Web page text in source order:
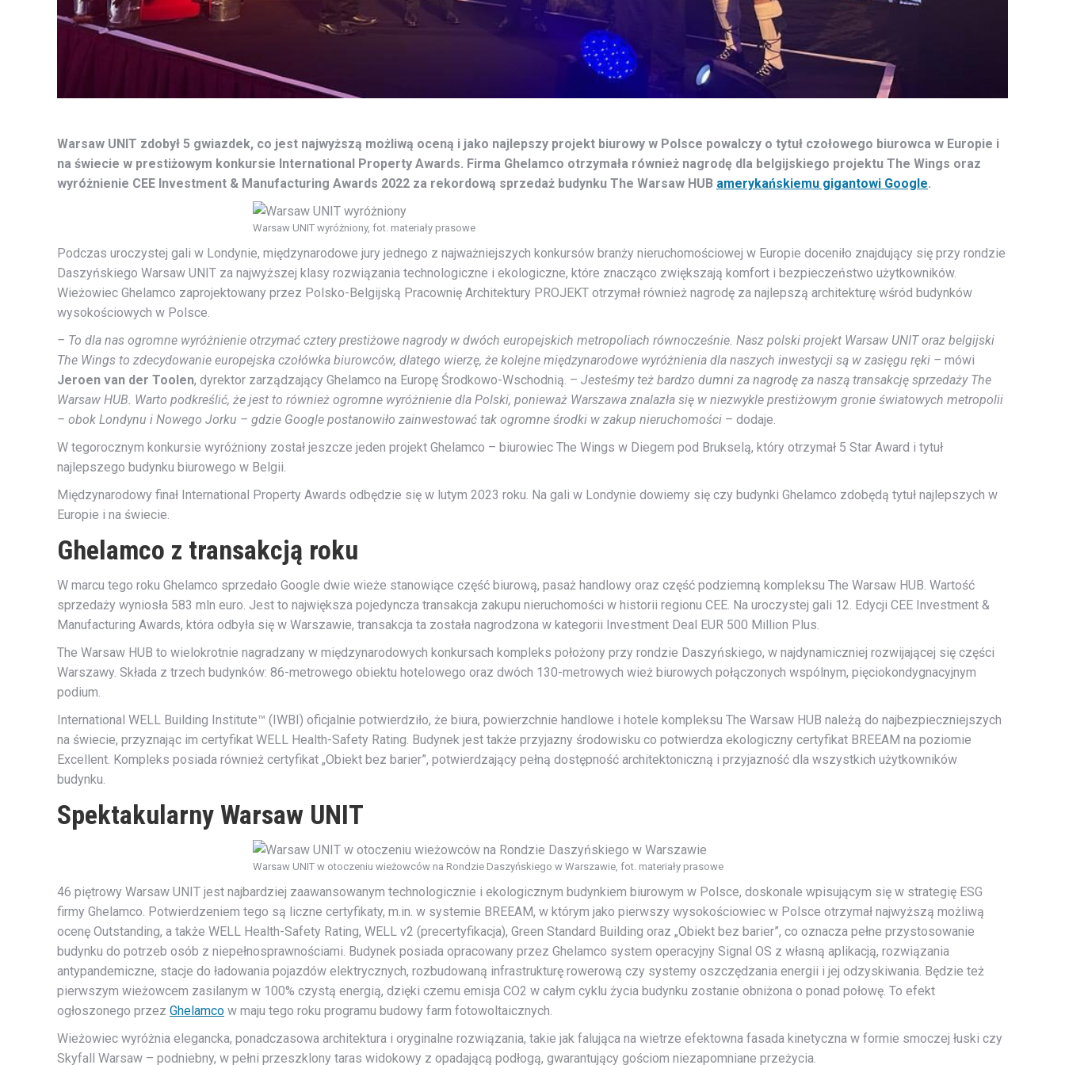
Warsaw UNIT zdobył 5 gwiazdek, co jest najwyższą możliwą oceną i jako najlepszy projekt biurowy w Polsce powalczy o tytuł czołowego biurowca w Europie i
na świecie w prestiżowym konkursie International Property Awards. Firma Ghelamco otrzymała również nagrodę dla belgijskiego projektu The Wings oraz
wyróżnienie CEE Investment & Manufacturing Awards 2022 za rekordową sprzedaż budynku The Warsaw HUB amerykańskiemu gigantowi Google.
Warsaw UNIT wyróżniony, fot. materiały prasowe
Podczas uroczystej gali w Londynie, międzynarodowe jury jednego z najważniejszych konkursów branży nieruchomościowej w Europie doceniło znajdujący się przy rondzie
Daszyńskiego Warsaw UNIT za najwyższej klasy rozwiązania technologiczne i ekologiczne, które znacząco zwiększają komfort i bezpieczeństwo użytkowników.
Wieżowiec Ghelamco zaprojektowany przez Polsko-Belgijską Pracownię Architektury PROJEKT otrzymał również nagrodę za najlepszą architekturę wśród budynków
wysokościowych w Polsce.
– To dla nas ogromne wyróżnienie otrzymać cztery prestiżowe nagrody w dwóch europejskich metropoliach równocześnie. Nasz polski projekt Warsaw UNIT oraz belgijski
The Wings to zdecydowanie europejska czołówka biurowców, dlatego wierzę, że kolejne międzynarodowe wyróżnienia dla naszych inwestycji są w zasięgu ręki – mówi
Jeroen van der Toolen, dyrektor zarządzający Ghelamco na Europę Środkowo-Wschodnią. – Jesteśmy też bardzo dumni za nagrodę za naszą transakcję sprzedaży The
Warsaw HUB. Warto podkreślić, że jest to również ogromne wyróżnienie dla Polski, ponieważ Warszawa znalazła się w niezwykle prestiżowym gronie światowych metropolii
– obok Londynu i Nowego Jorku – gdzie Google postanowiło zainwestować tak ogromne środki w zakup nieruchomości – dodaje.
W tegorocznym konkursie wyróżniony został jeszcze jeden projekt Ghelamco – biurowiec The Wings w Diegem pod Brukselą, który otrzymał 5 Star Award i tytuł
najlepszego budynku biurowego w Belgii.
Międzynarodowy finał International Property Awards odbędzie się w lutym 2023 roku. Na gali w Londynie dowiemy się czy budynki Ghelamco zdobędą tytuł najlepszych w
Europie i na świecie.
Ghelamco z transakcją roku
W marcu tego roku Ghelamco sprzedało Google dwie wieże stanowiące część biurową, pasaż handlowy oraz część podziemną kompleksu The Warsaw HUB. Wartość
sprzedaży wyniosła 583 mln euro. Jest to największa pojedyncza transakcja zakupu nieruchomości w historii regionu CEE. Na uroczystej gali 12. Edycji CEE Investment &
Manufacturing Awards, która odbyła się w Warszawie, transakcja ta została nagrodzona w kategorii Investment Deal EUR 500 Million Plus.
The Warsaw HUB to wielokrotnie nagradzany w międzynarodowych konkursach kompleks położony przy rondzie Daszyńskiego, w najdynamiczniej rozwijającej się części
Warszawy. Składa z trzech budynków: 86-metrowego obiektu hotelowego oraz dwóch 130-metrowych wież biurowych połączonych wspólnym, pięciokondygnacyjnym
podium.
International WELL Building Institute™ (IWBI) oficjalnie potwierdziło, że biura, powierzchnie handlowe i hotele kompleksu The Warsaw HUB należą do najbezpieczniejszych
na świecie, przyznając im certyfikat WELL Health-Safety Rating. Budynek jest także przyjazny środowisku co potwierdza ekologiczny certyfikat BREEAM na poziomie
Excellent. Kompleks posiada również certyfikat „Obiekt bez barier”, potwierdzający pełną dostępność architektoniczną i przyjazność dla wszystkich użytkowników
budynku.
Spektakularny Warsaw UNIT
Warsaw UNIT w otoczeniu wieżowców na Rondzie Daszyńskiego w Warszawie, fot. materiały prasowe
46 piętrowy Warsaw UNIT jest najbardziej zaawansowanym technologicznie i ekologicznym budynkiem biurowym w Polsce, doskonale wpisującym się w strategię ESG
firmy Ghelamco. Potwierdzeniem tego są liczne certyfikaty, m.in. w systemie BREEAM, w którym jako pierwszy wysokościowiec w Polsce otrzymał najwyższą możliwą
ocenę Outstanding, a także WELL Health-Safety Rating, WELL v2 (precertyfikacja), Green Standard Building oraz „Obiekt bez barier”, co oznacza pełne przystosowanie
budynku do potrzeb osób z niepełnosprawnościami. Budynek posiada opracowany przez Ghelamco system operacyjny Signal OS z własną aplikacją, rozwiązania
antypandemiczne, stacje do ładowania pojazdów elektrycznych, rozbudowaną infrastrukturę rowerową czy systemy oszczędzania energii i jej odzyskiwania. Będzie też
pierwszym wieżowcem zasilanym w 100% czystą energią, dzięki czemu emisja CO2 w całym cyklu życia budynku zostanie obniżona o ponad połowę. To efekt
ogłoszonego przez Ghelamco w maju tego roku programu budowy farm fotowoltaicznych.
Wieżowiec wyróżnia elegancka, ponadczasowa architektura i oryginalne rozwiązania, takie jak falująca na wietrze efektowna fasada kinetyczna w formie smoczej łuski czy
Skyfall Warsaw – podniebny, w pełni przeszklony taras widokowy z opadającą podłogą, gwarantujący gościom niezapomniane przeżycia.